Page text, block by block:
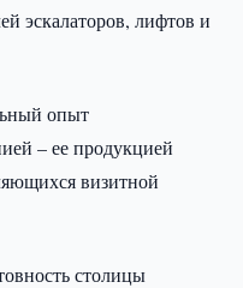
эскалаторов, лифтов и
опыт
– ее продукцией
визитной
столицы